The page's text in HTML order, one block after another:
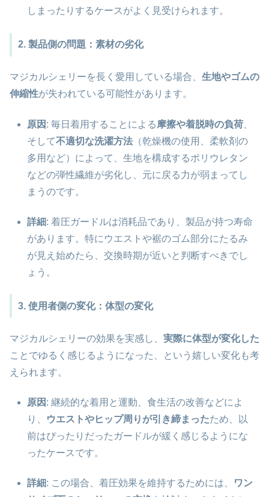
しまったりするケースがよく見受けられます。
2. 製品側の問題：素材の劣化
マジカルシェリーを長く愛用している場合、 生地やゴムの
伸縮性が失われている可能性があります。
原因 : 毎日着用することによる摩擦や着脱時の負荷
そして不適切な洗濯方法 （乾燥機の使用、柔軟剤の
多用など）によって、生地を構成するポリウレタン
などの弾性繊維が劣化し、元に戻る力が弱まってし
まうのです。
詳細: 着圧ガードルは消耗品であり、製品が持つ寿命
があります。特にウエストや裾のゴム部分にたるみ
が見え始めたら、交換時期が近いと判断すべきでし
ょう。
3. 使用者側の変化：体型の変化
マジカルシェリーの効果を実感し、 実際に体型が変化した
ことでゆるく感じるようになった、という嬉しい変化も考
えられます。
原因 : 継続的な着用と運動、食生活の改善などによ
り、
ウエストやヒップ周りが引き締まったため、以
前はぴったりだったガードルが緩く感じるようにな
ったケースです。
詳細: この場合、着圧効果を維持するためには、
ワン